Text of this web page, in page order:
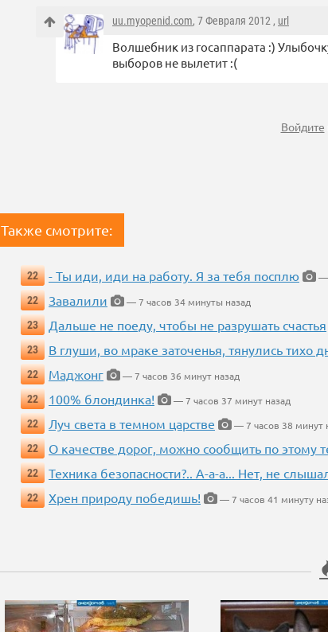
uu.myopenid.com, 7 Февраля 2012 , url
Волшебник из госаппарата :)
выборов не вылетит :(
Войдите
Также смотрите:
22 - Ты иди, иди на работу. Я за тебя посплю
—
22
Завалили
— 7 часов 34 минуты назад
23
Дальше не поеду, чтобы не разрушать счастья
23
В глуши, во мраке заточенья, тянулись тихо
22
Маджонг
— 7 часов 36 минут назад
22
100% блондинка!
— 7 часов 37 минут назад
22
Луч света в темном царстве
— 7 часов 38 минут
22
О качестве дорог, можно сообщить по этому
22
Техника безопасности?.. А-а-а... Нет, не
22
Хрен природу победишь! — 7 часов 41 минуту